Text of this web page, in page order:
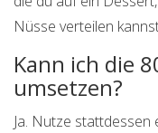
Nüsse verteilen
Kann ich die
umsetzen?
Ja. Nutze